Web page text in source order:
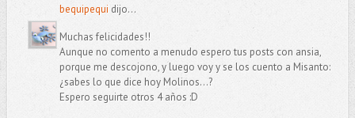
bequipequi dijo...
Muchas felicidades!!
Aunque no comento a menudo espero tus posts con ansia,
porque me descojono, y luego voy y se los cuento a Misanto:
¿sabes lo que dice hoy Molinos...?
Espero seguirte otros 4 años :D